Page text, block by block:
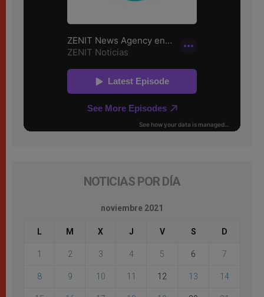
NOTICIAS POR DÍA
noviembre 2021
L M X J V S D
1 2 3 4 5 6 7
8 9 10 11 12 13 14